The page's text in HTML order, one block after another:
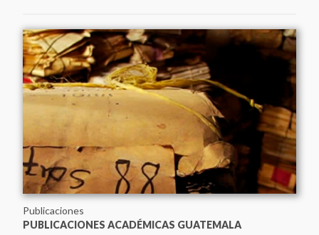
Publicaciones
PUBLICACIONES ACADÉMICAS GUATEMALA